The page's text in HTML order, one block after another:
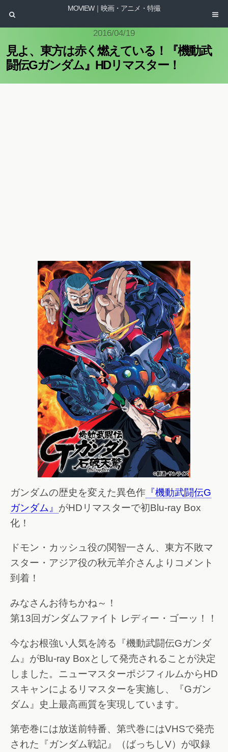
MOVIEW｜映画・アニメ・特撮
2016/04/19
見よ、東方は赤く燃えている！『機動武
闘伝Gガンダム』HDリマスター！
ガンダムの歴史を変えた異色作 『機動武闘伝G
ガンダム』 がHDリマスターで初Blu-ray Box
化！
ドモン・カッシュ役の関智一さん、東方不敗マ
スター・アジア役の秋元羊介さんよりコメント
到着！
みなさんお待ちかね～！
第13回ガンダムファイト レディー・ゴーッ！！
今なお根強い人気を誇る『機動武闘伝Gガンダ
ム』がBlu-ray Boxとして発売されることが決定
しました。ニューマスターポジフィルムからHD
スキャンによるリマスターを実施し、『Gガン
ダム』史上最高画質を実現しています。
第壱巻には放送前特番、第弐巻にはVHSで発売
された『ガンダム戦記』（ばっちしV）が収録